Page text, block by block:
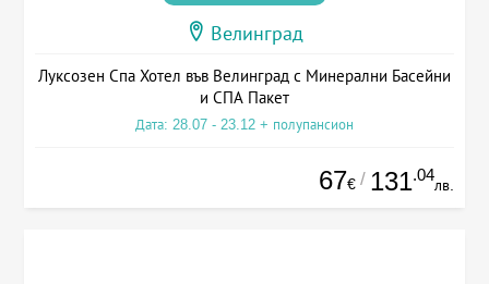
Велинград
Луксозен Спа Хотел във Велинград с Минерални Басейни
и СПА Пакет
Дата: 28.07 - 23.12 + полупансион
67€ / 131.04
лв.